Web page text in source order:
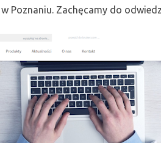
Poznaniu. Zachęcamy do